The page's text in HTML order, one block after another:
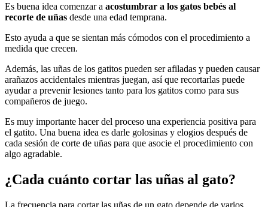
Es buena idea comenzar a acostumbrar a los gatos bebés al
recorte de uñas desde una edad temprana.
Esto ayuda a que se sientan más cómodos con el procedimiento a
medida que crecen.
Además, las uñas de los gatitos pueden ser afiladas y pueden causar
arañazos accidentales mientras juegan, así que recortarlas puede
ayudar a prevenir lesiones tanto para los gatitos como para sus
compañeros de juego.
Es muy importante hacer del proceso una experiencia positiva para
el gatito. Una buena idea es darle golosinas y elogios después de
cada sesión de corte de uñas para que asocie el procedimiento con
algo agradable.
¿Cada cuánto cortar las uñas al gato?
La frecuencia para cortar las uñas de un gato depende de varios